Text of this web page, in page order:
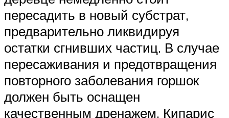
пересадить в новый субстрат,
предварительно ликвидируя
остатки сгнивших частиц. В случае
пересаживания и предотвращения
повторного заболевания горшок
должен быть оснащен
качественным дренажем. Кипарис